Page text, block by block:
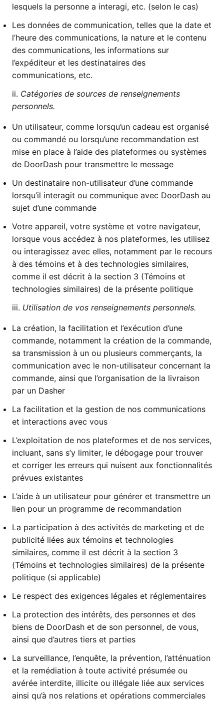
lesquels la personne a interagi, etc. (selon le cas)
Les données de communication, telles que la date et
l’heure des communications, la nature et le contenu
des communications, les informations sur
l’expéditeur et les destinataires des
communications, etc.
ii. Catégories de sources de renseignements
personnels.
Un utilisateur, comme lorsqu’un cadeau est organisé
ou commandé ou lorsqu’une recommandation est
mise en place à l’aide des plateformes ou systèmes
de DoorDash pour transmettre le message
Un destinataire non-utilisateur d’une commande
lorsqu’il interagit ou communique avec DoorDash au
sujet d’une commande
Votre appareil, votre système et votre navigateur,
lorsque vous accédez à nos plateformes, les utilisez
ou interagissez avec elles, notamment par le recours
à des témoins et à des technologies similaires,
comme il est décrit à la section 3 (Témoins et
technologies similaires) de la présente politique
iii. Utilisation de vos renseignements personnels.
La création, la facilitation et l’exécution d’une
commande, notamment la création de la commande,
sa transmission à un ou plusieurs commerçants, la
communication avec le non-utilisateur concernant la
commande, ainsi que l’organisation de la livraison
par un Dasher
La facilitation et la gestion de nos communications
et interactions avec vous
L’exploitation de nos plateformes et de nos services,
incluant, sans s’y limiter, le débogage pour trouver
et corriger les erreurs qui nuisent aux fonctionnalités
prévues existantes
L’aide à un utilisateur pour générer et transmettre un
lien pour un programme de recommandation
La participation à des activités de marketing et de
publicité liées aux témoins et technologies
similaires, comme il est décrit à la section 3
(Témoins et technologies similaires) de la présente
politique (si applicable)
Le respect des exigences légales et réglementaires
La protection des intérêts, des personnes et des
biens de DoorDash et de son personnel, de vous,
ainsi que d’autres tiers et parties
La surveillance, l’enquête, la prévention, l’atténuation
et la remédiation à toute activité présumée ou
avérée interdite, illicite ou illégale liée aux services
ainsi qu’à nos relations et opérations commerciales